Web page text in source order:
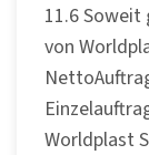
11.6
von
Worldplast